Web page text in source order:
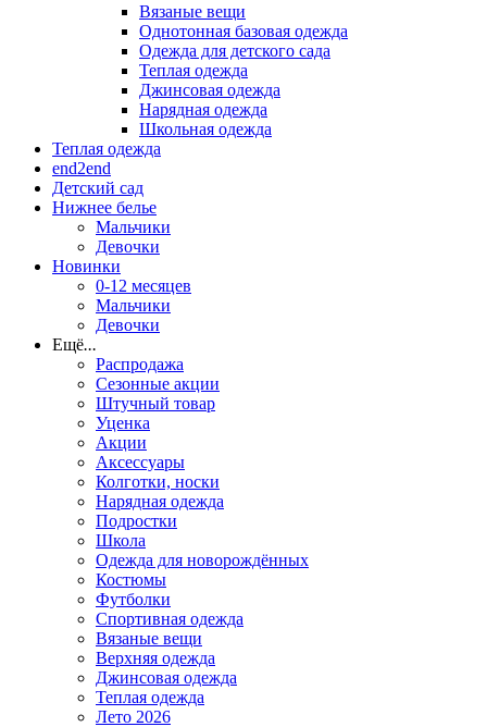
Вязаные вещи
Однотонная базовая одежда
Одежда для детского сада
Теплая одежда
Джинсовая одежда
Нарядная одежда
Школьная одежда
Теплая одежда
end2end
Детский сад
Нижнее белье
Мальчики
Девочки
Новинки
0-12 месяцев
Мальчики
Девочки
Ещё...
Распродажа
Сезонные акции
Штучный товар
Уценка
Акции
Аксессуары
Колготки, носки
Нарядная одежда
Подростки
Школа
Одежда для новорождённых
Костюмы
Футболки
Спортивная одежда
Вязаные вещи
Верхняя одежда
Джинсовая одежда
Теплая одежда
Лето 2026